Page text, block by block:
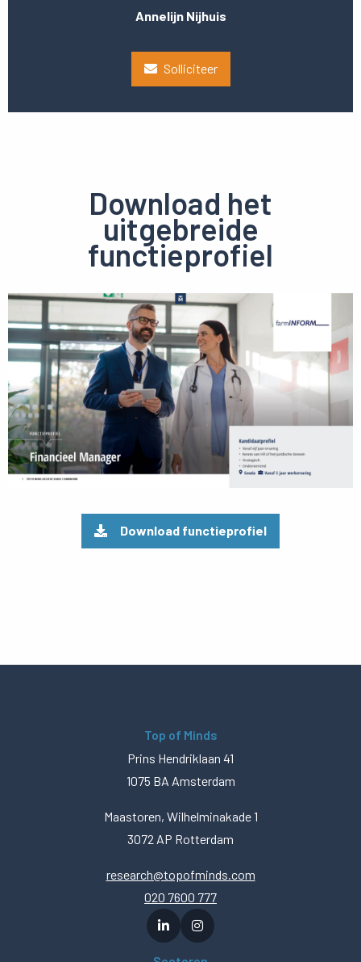
Annelijn Nijhuis
Solliciteer
Download het
uitgebreide
functieprofiel
Preview
Download functieprofiel
Top of Minds
Prins Hendriklaan 41
1075 BA Amsterdam
Maastoren, Wilhelminakade 1
3072 AP Rotterdam
research@topofminds.com
020 7600 777